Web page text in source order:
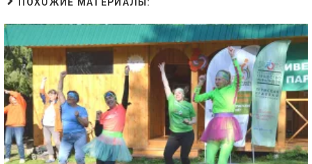
ПОХОЖИЕ МАТЕРИАЛЫ: